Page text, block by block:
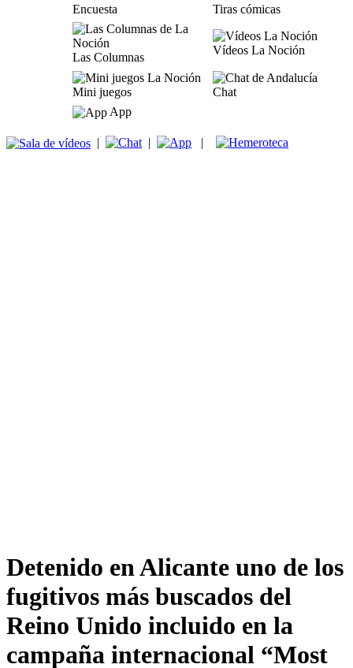
Encuesta Tiras cómicas
Las Columnas
Vídeos La Noción
Mini juegos
Chat
App
| | |
Detenido en Alicante uno de los
fugitivos más buscados del
Reino Unido incluido en la
campaña internacional “Most